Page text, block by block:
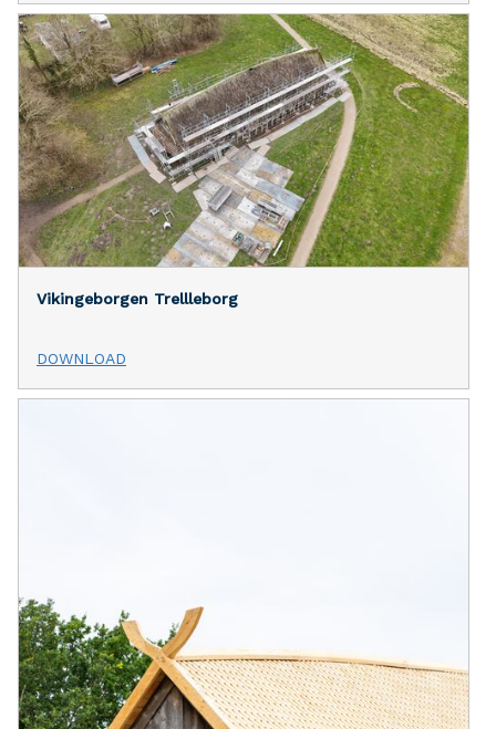
Vikingeborgen Trellleborg
DOWNLOAD